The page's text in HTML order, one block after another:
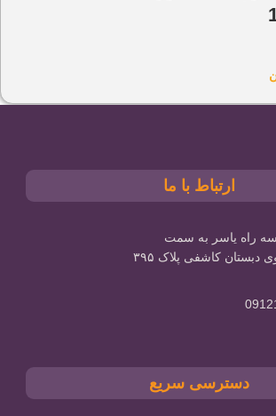
ارتباط با ما
سه راه یاسر به سمت
تجریش روبه روی دبستان کاشفی پلاک ۳۹۵
دسترسی سریع